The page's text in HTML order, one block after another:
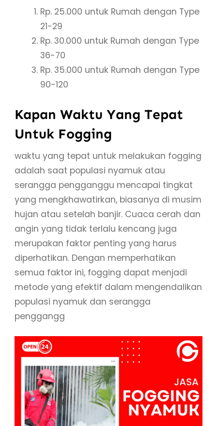
Rp. 25.000 untuk Rumah dengan Type
21-29
Rp. 30.000 untuk Rumah dengan Type
36-70
Rp. 35.000 untuk Rumah dengan Type
90-120
Kapan Waktu Yang Tepat
Untuk Fogging
waktu yang tepat untuk melakukan fogging
adalah saat populasi nyamuk atau
serangga pengganggu mencapai tingkat
yang mengkhawatirkan, biasanya di musim
hujan atau setelah banjir. Cuaca cerah dan
angin yang tidak terlalu kencang juga
merupakan faktor penting yang harus
diperhatikan. Dengan memperhatikan
semua faktor ini, fogging dapat menjadi
metode yang efektif dalam mengendalikan
populasi nyamuk dan serangga
penggangg